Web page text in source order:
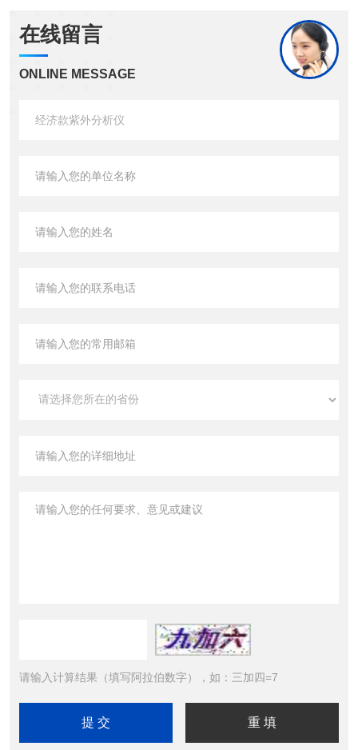
在线留言
ONLINE MESSAGE
请输入计算结果（填写阿拉伯数字），如：三加四=7